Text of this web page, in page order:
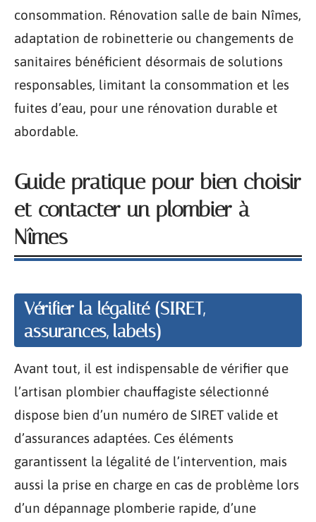
consommation. Rénovation salle de bain Nîmes,
adaptation de robinetterie ou changements de
sanitaires bénéficient désormais de solutions
responsables, limitant la consommation et les
fuites d’eau, pour une rénovation durable et
abordable.
Guide pratique pour bien choisir
et contacter un plombier à
Nîmes
Vérifier la légalité (SIRET,
assurances, labels)
Avant tout, il est indispensable de vérifier que
l’artisan plombier chauffagiste sélectionné
dispose bien d’un numéro de SIRET valide et
d’assurances adaptées. Ces éléments
garantissent la légalité de l’intervention, mais
aussi la prise en charge en cas de problème lors
d’un dépannage plomberie rapide, d’une